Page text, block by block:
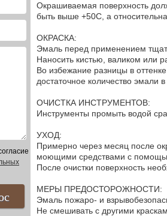
Окрашиваемая поверхность
быть выше +50С, а
ОКРАСКА:
Эмаль перед применением
Наносить кистью, валиком или
Во избежание разницы в
достаточное количество эмали
ОЧИСТКА ИНСТРУМЕНТОВ:
Инструменты промыть водой
УХОД:
Примерно через месяц после
моющими средствами с помощью
После очистки поверхность
МЕРЫ ПРЕДОСТОРОЖНОСТИ:
Эмаль пожаро- и
Не смешивать с другими